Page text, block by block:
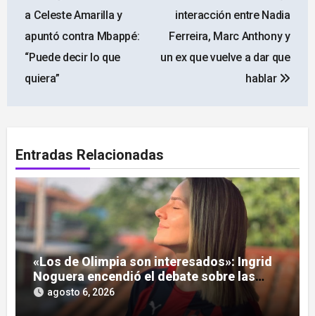
de
entradas
a Celeste Amarilla y
apuntó contra Mbappé:
“Puede decir lo que
quiera”
interacción entre Nadia
Ferreira, Marc Anthony y
un ex que vuelve a dar que
hablar
Entradas Relacionadas
«Los de Olimpia son interesados»: Ingrid
Noguera encendió el debate sobre las
hinchadas
agosto 6, 2026